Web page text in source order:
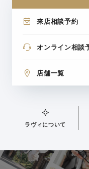
来店相談予約
オンライン相談
店舗一覧
ラヴィについて